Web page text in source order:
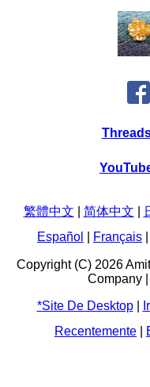
繁體中文 简体中文
Español
Français
Copyright (C) 2026 Amity Pearl Trading Co / Amilee Pearl
Company
*site De Desktop|
Recentemente